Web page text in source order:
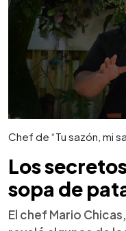
Chef de “Tu sazón, mi
Los
sopa de
El chef Mario